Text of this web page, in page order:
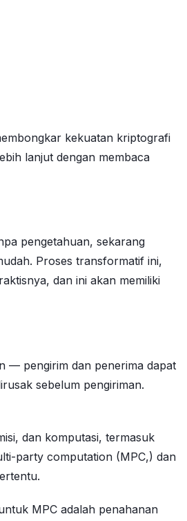
kekuatan kriptografi
lanjut dengan membaca
pengetahuan, sekarang
Proses transformatif ini,
dan ini akan memiliki
— pengirim dan penerima dapat
sebelum pengiriman.
dan komputasi, termasuk
party computation (MPC,) dan
MPC adalah penahanan